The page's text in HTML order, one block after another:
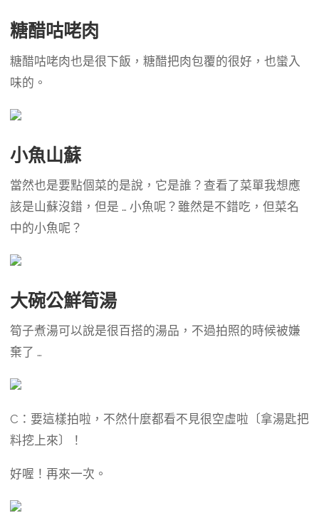
糖醋咕咾肉
糖醋咕咾肉也是很下飯，糖醋把肉包覆的很好，也蠻入
味的。
小魚山蘇
當然也是要點個菜的是說，它是誰？查看了菜單我想應
該是山蘇沒錯，但是 … 小魚呢？雖然是不錯吃，但菜名
中的小魚呢？
大碗公鮮筍湯
筍子煮湯可以說是很百搭的湯品，不過拍照的時候被嫌
棄了 …
C：要這樣拍啦，不然什麼都看不見很空虛啦〔拿湯匙把
料挖上來〕！
好喔！再來一次。